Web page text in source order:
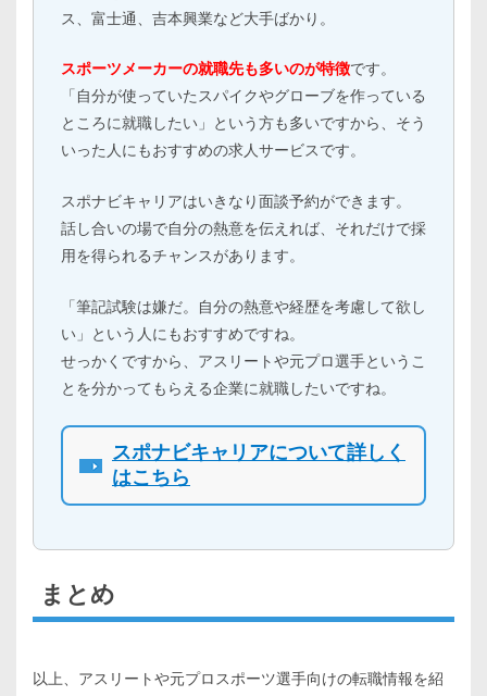
ス、富士通、吉本興業など大手ばかり。
スポーツメーカーの就職先も多いのが特徴です。
「自分が使っていたスパイクやグローブを作っている
ところに就職したい」という方も多いですから、そう
いった人にもおすすめの求人サービスです。
スポナビキャリアはいきなり面談予約ができます。
話し合いの場で自分の熱意を伝えれば、それだけで採
用を得られるチャンスがあります。
「筆記試験は嫌だ。自分の熱意や経歴を考慮して欲し
い」という人にもおすすめですね。
せっかくですから、アスリートや元プロ選手というこ
とを分かってもらえる企業に就職したいですね。
スポナビキャリアについて詳しく
はこちら
まとめ
以上、アスリートや元プロスポーツ選手向けの転職情報を紹